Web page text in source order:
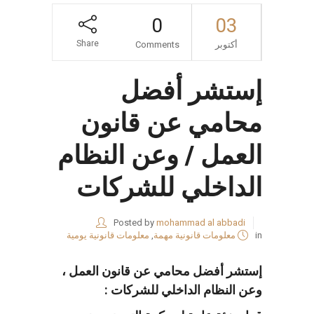
03
أكتوبر
0
Comments
Share
إستشر أفضل
محامي عن قانون
العمل / وعن النظام
الداخلي للشركات
Posted by mohammad al abbadi
in
معلومات قانونية مهمة, معلومات قانونية يومية
إستشر أفضل محامي عن قانون العمل ،
وعن النظام الداخلي للشركات :